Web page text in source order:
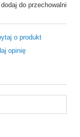
dodaj do przechowalni
o produkt
opinię